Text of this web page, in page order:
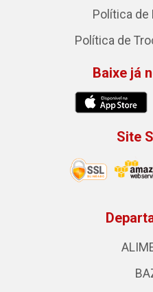
Política de
Política de
Baixe já
Site